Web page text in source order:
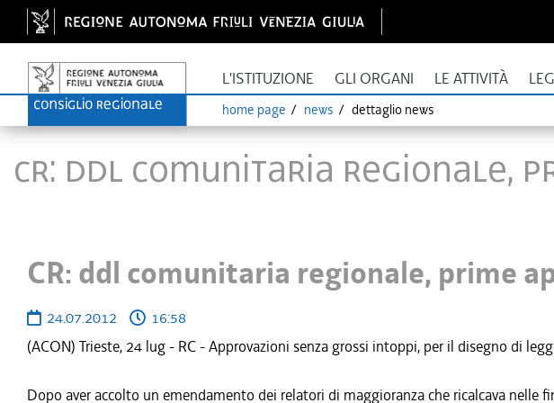
L'ISTITUZIONE GLI ORGANI LE ATTIVITÀ
home page news dettaglio news
CR: ddl comunitaria regionale,
CR: ddl comunitaria regionale, prime
24.07.2012
16:58
(ACON) Trieste, 24 lug - RC - Approvazioni senza grossi intoppi, per il disegno di
Dopo aver accolto un emendamento dei relatori di maggioranza che ricalcava nelle